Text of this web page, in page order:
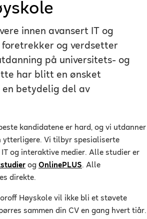
innen avansert IT og
og verdsetter
på universitets- og
har blitt en ønsket
betydelig del av
kandidatene er hard, og vi utdanner
ytterligere. Vi tilbyr spesialiserte
og interaktive medier. Alle studier er
og OnlinePLUS. Alle
direkte.
Høyskole vil ikke bli et støvete
sammen din CV en gang hvert tiår.